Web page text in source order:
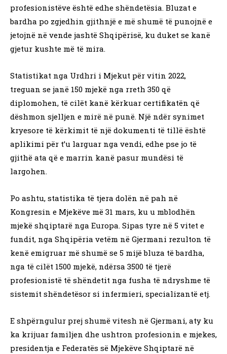
profesionistëve është edhe shëndetësia. Bluzat e
bardha po zgjedhin gjithnjë e më shumë të punojnë e
jetojnë në vende jashtë Shqipërisë, ku duket se kanë
gjetur kushte më të mira.
Statistikat nga Urdhri i Mjekut për vitin 2022,
treguan se janë 150 mjekë nga rreth 350 që
diplomohen, të cilët kanë kërkuar certifikatën që
dëshmon sjelljen e mirë në punë. Një ndër synimet
kryesore të kërkimit të një dokumenti të tillë është
aplikimi për t’u larguar nga vendi, edhe pse jo të
gjithë ata që e marrin kanë pasur mundësi të
largohen.
Po ashtu, statistika të tjera dolën në pah në
Kongresin e Mjekëve më 31 mars, ku u mblodhën
mjekë shqiptarë nga Europa. Sipas tyre në 5 vitet e
fundit, nga Shqipëria vetëm në Gjermani rezulton të
kenë emigruar më shumë se 5 mijë bluza të bardha,
nga të cilët 1500 mjekë, ndërsa 3500 të tjerë
profesionistë të shëndetit nga fusha të ndryshme të
sistemit shëndetësor si infermieri, specializantë etj.
E shpërngulur prej shumë vitesh në Gjermani, aty ku
ka krijuar familjen dhe ushtron profesionin e mjekes,
presidentja e Federatës së Mjekëve Shqiptarë në